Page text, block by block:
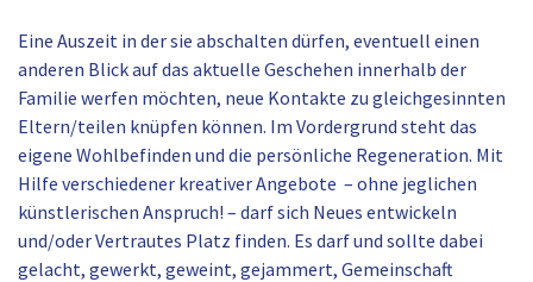
Eine Auszeit in der sie abschalten dürfen, eventuell einen
anderen Blick auf das aktuelle Geschehen innerhalb der
Familie werfen möchten, neue Kontakte zu gleichgesinnten
Eltern/teilen knüpfen können. Im Vordergrund steht das
eigene Wohlbefinden und die persönliche Regeneration. Mit
Hilfe verschiedener kreativer Angebote – ohne jeglichen
künstlerischen Anspruch! – darf sich Neues entwickeln
und/oder Vertrautes Platz finden. Es darf und sollte dabei
gelacht, gewerkt, geweint, gejammert, Gemeinschaft